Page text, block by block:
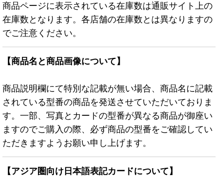
商品ページに表示されている在庫数は通販サイト上の
在庫数となります。各店舗の在庫数とは異なりますの
でご注意ください。
【商品名と商品画像について】
商品説明欄にて特別な記載が無い場合、商品名に記載
されている型番の商品を発送させていただいておりま
す。一部、写真とカードの型番が異なる商品が御座い
ますのでご購入の際、必ず商品の型番をご確認してい
ただきますようお願い申し上げます。
【アジア圏向け日本語表記カードについて】